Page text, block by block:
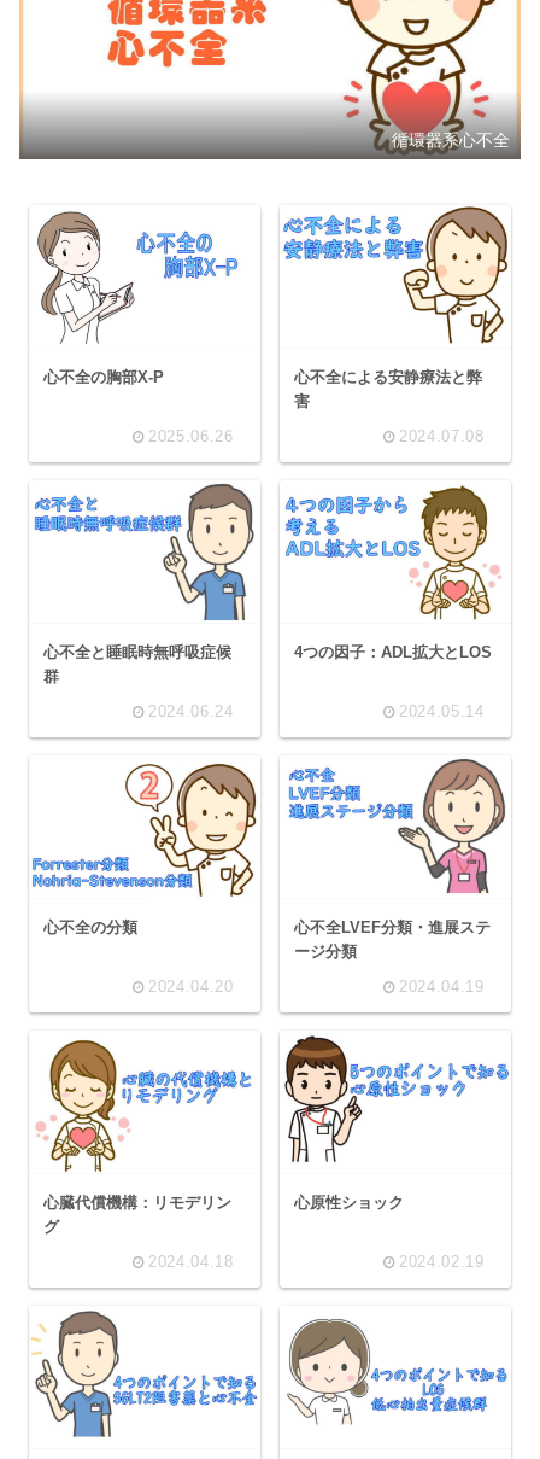
循環器系心不全
心不全の胸部X-P
2025.06.26
心不全による安静療法と弊
害
2024.07.08
心不全と睡眠時無呼吸症候
群
2024.06.24
4つの因子：ADL拡大とLOS
2024.05.14
心不全の分類
2024.04.20
心不全LVEF分類・進展ステ
ージ分類
2024.04.19
心臓代償機構：リモデリン
グ
2024.04.18
心原性ショック
2024.02.19